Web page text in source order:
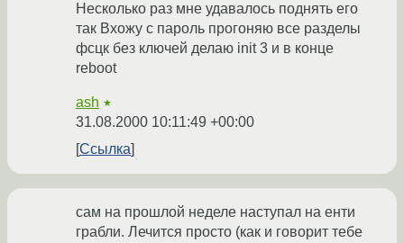
Несколько раз мне удавалось поднять его
так Вхожу с пароль прогоняю все разделы
фсцк без ключей делаю init 3 и в конце
reboot
ash ★
31.08.2000 10:11:49 +00:00
Ссылка
сам на прошлой неделе наступал на енти
грабли. Лечится просто (как и говорит тебе